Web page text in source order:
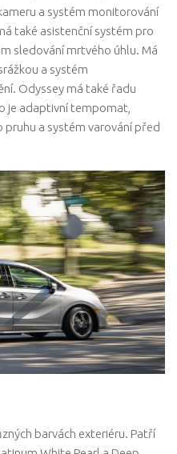
a systém monitorování
také asistenční systém pro
sledování mrtvého úhlu. Má
a systém
Odyssey má také řadu
je adaptivní tempomat,
a systém varování před
barvách exteriéru. Patří